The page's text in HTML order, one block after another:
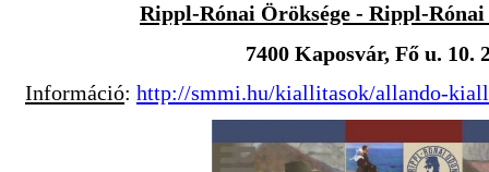
Rippl-Rónai Öröksége - Rippl-
7400 Kaposvár, Fő u. 10.
Információ: http://smmi.hu/kiallitasok/allando-